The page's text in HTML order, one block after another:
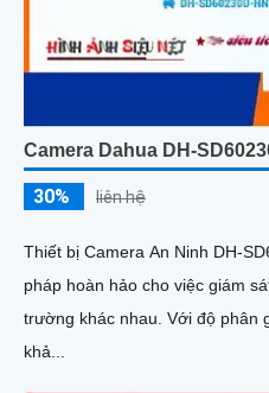
Camera Dahua DH-
30% liên hệ
Thiết bị Camera An Ninh DH-
pháp hoàn hảo cho việc giám
trường khác nhau. Với độ phân giải cao lên đến 2 megapixel và
khả...